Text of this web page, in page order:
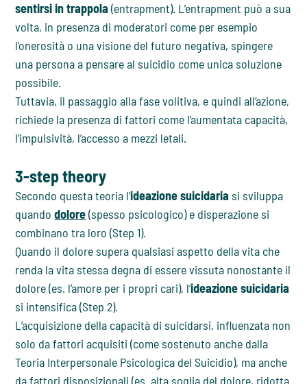
sentirsi in trappola (entrapment). L’entrapment può a sua
volta, in presenza di moderatori come per esempio
l’onerosità o una visione del futuro negativa, spingere
una persona a pensare al suicidio come unica soluzione
possibile.
Tuttavia, il passaggio alla fase volitiva, e quindi all’azione,
richiede la presenza di fattori come l’aumentata capacità,
l’impulsività, l’accesso a mezzi letali.
3-step theory
Secondo questa teoria l’ideazione suicidaria si sviluppa
quandodolore(spesso psicologico) e disperazione si
combinano tra loro (Step 1).
Quando il dolore supera qualsiasi aspetto della vita che
renda la vita stessa degna di essere vissuta nonostante il
dolore (es. l’amore per i propri cari), l’ideazione suicidaria
si intensifica (Step 2).
L’acquisizione della capacità di suicidarsi, influenzata non
solo da fattori acquisiti (come sostenuto anche dalla
Teoria Interpersonale Psicologica del Suicidio), ma anche
da fattori disposizionali (es. alta soglia del dolore, ridotta